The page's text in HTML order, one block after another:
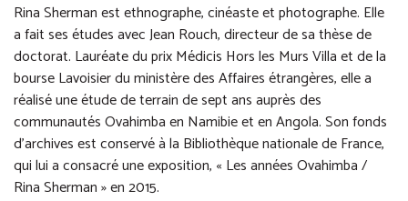
Rina Sherman est ethnographe, cinéaste et photographe. Elle
a fait ses études avec Jean Rouch, directeur de sa thèse de
doctorat. Lauréate du prix Médicis Hors les Murs Villa et de la
bourse Lavoisier du ministère des Affaires étrangères, elle a
réalisé une étude de terrain de sept ans auprès des
communautés Ovahimba en Namibie et en Angola. Son fonds
d'archives est conservé à la Bibliothèque nationale de France,
qui lui a consacré une exposition, « Les années Ovahimba /
Rina Sherman » en 2015.